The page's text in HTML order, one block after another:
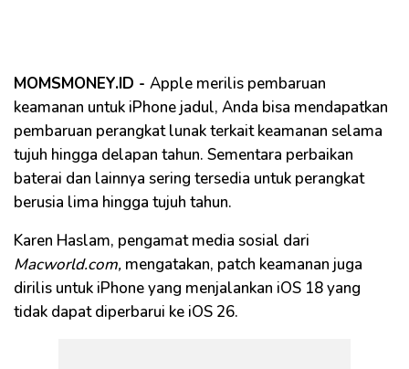
MOMSMONEY.ID - Apple merilis pembaruan
keamanan untuk iPhone jadul, Anda bisa mendapatkan
pembaruan perangkat lunak terkait keamanan selama
tujuh hingga delapan tahun. Sementara perbaikan
baterai dan lainnya sering tersedia untuk perangkat
berusia lima hingga tujuh tahun.
Karen Haslam, pengamat media sosial dari
Macworld.com, mengatakan, patch keamanan juga
dirilis untuk iPhone yang menjalankan iOS 18 yang
tidak dapat diperbarui ke iOS 26.